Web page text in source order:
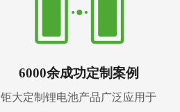
6000余成功定制案例
钜大定制锂电池产品广泛应用于